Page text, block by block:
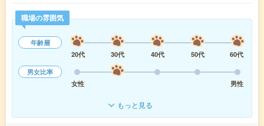
職場の雰囲気
年齢層
20代
30代 40代 50代
60代
男女比率
女性
男性
もっと見る